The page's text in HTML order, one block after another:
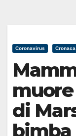
Coronavirus Cronaca
muore
di
bimba